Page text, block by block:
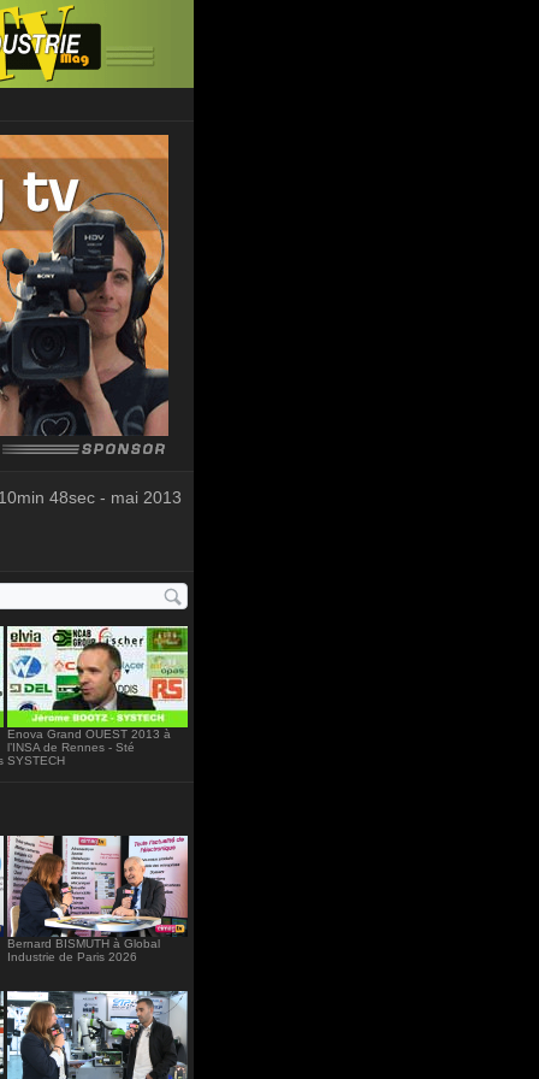
10min 48sec - mai 2013
Enova Grand OUEST 2013 à
l’INSA de Rennes - Sté
SYSTECH
Bernard BISMUTH à Global
Industrie de Paris 2026